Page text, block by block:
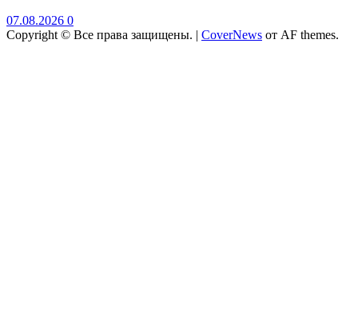
07.08.2026 0
Copyright © Все права защищены. | CoverNews от AF themes.